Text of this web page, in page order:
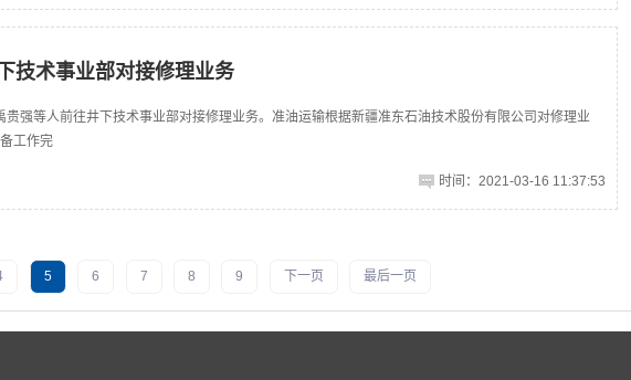
技术事业部对接修理业务
强等人前往井下技术事业部对接修理业务。准油运输根据新疆准东石油技术股份有限公司对修理业
工作完
时间：2021-03-16 11:37:53
5 6 7 8 9 下一页 最后一页